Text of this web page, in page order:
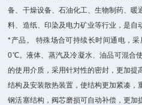
备、干燥设备、石油化工、生物制药、暖
料、造纸、印染及电力矿业等行业，是自
*产品。 特殊场合可持续长时间通电，
0℃。液体、蒸汽及冷凝水、油品可混合
的使用介质，采用针对性的密封，更加提
结构及安装散热装置，使结构更加紧凑，
钢活塞结构，阀芯磨损可自动补偿，更加